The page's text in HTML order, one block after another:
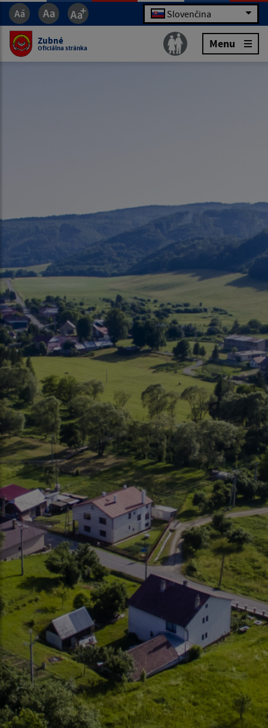
Slovenčina
Zubné
Oficiálna stránka Menu